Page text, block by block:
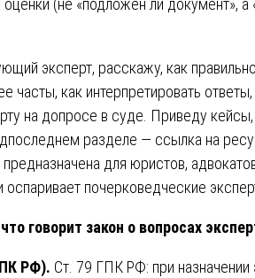
эксперт, расскажу, как
часты, как интерпретировать
на допросе в суде. Приведу
разделе — ссылка на
для юристов,
оспаривает почерковедческие
говорит закон о вопросах
РФ). Ст. 79 ГПК РФ: при назначении